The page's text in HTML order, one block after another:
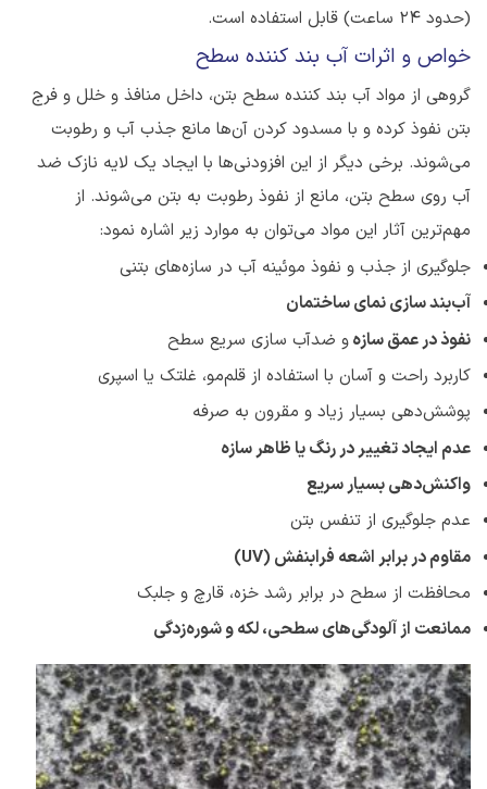
(حدود 24 ساعت) قابل استفاده است.
خواص و اثرات آب بند کننده سطح
گروهی از مواد آب بند کننده سطح بتن، داخل منافذ و خلل و فرج
بتن نفوذ کرده و با مسدود کردن آن‌ها مانع جذب آب و رطوبت
می‌شوند. برخی دیگر از این افزودنی‌ها با ایجاد یک لایه نازک ضد
آب روی سطح بتن، مانع از نفوذ رطوبت به بتن می‌شوند. از
مهم‌ترین آثار این مواد می‌توان به موارد زیر اشاره نمود:
جلوگیری از جذب و نفوذ موئینه آب در سازه‌های بتنی
آب‌بند سازی نمای ساختمان
نفوذ در عمق سازهو ضدآب سازی سریع سطح
کاربرد راحت و آسان با استفاده از قلم‌مو، غلتک یا اسپری
پوشش‌دهی بسیار زیاد و مقرون به صرفه
عدم ایجاد تغییر در رنگ یا ظاهر سازه
واکنش‌دهی بسیار سریع
عدم جلوگیری از تنفس بتن
مقاوم در برابر اشعه فرابنفش (UV)
محافظت از سطح در برابر رشد خزه، قارچ و جلبک
ممانعت از آلودگی‌های سطحی، لکه و شوره‌زدگی